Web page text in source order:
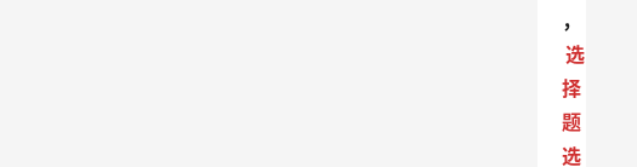
，
选
择
题
选